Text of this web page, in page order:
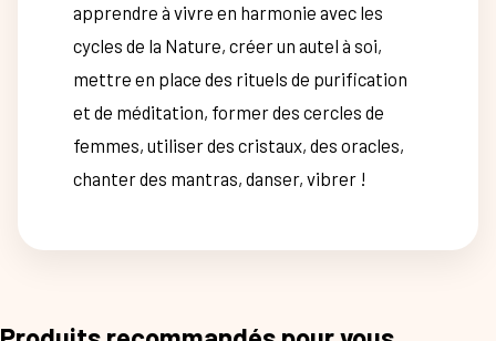
apprendre à vivre en harmonie avec les
cycles de la Nature, créer un autel à soi,
mettre en place des rituels de purification
et de méditation, former des cercles de
femmes, utiliser des cristaux, des oracles,
chanter des mantras, danser, vibrer !